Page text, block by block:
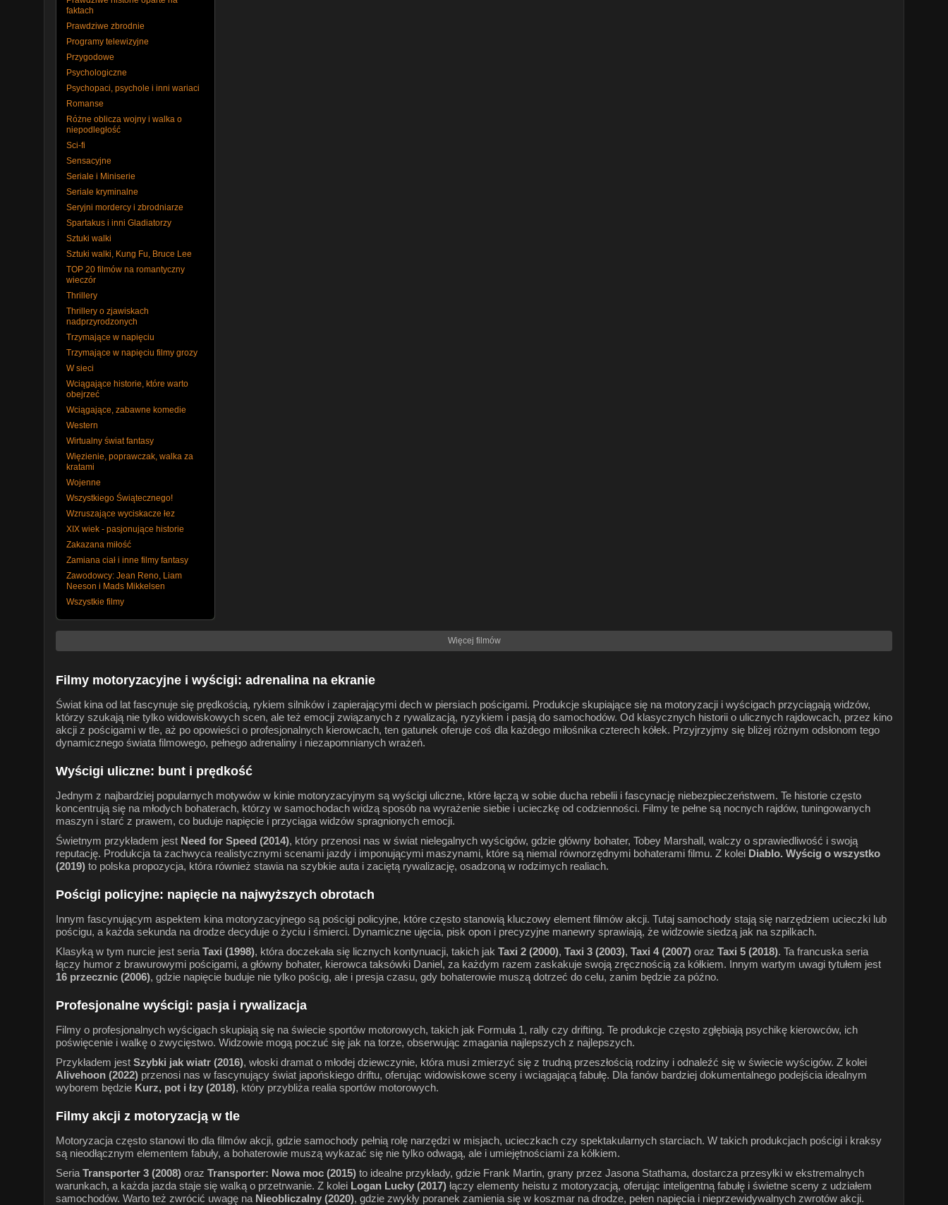
faktach
Prawdziwe zbrodnie
Programy telewizyjne
Przygodowe
Psychologiczne
Psychopaci, psychole i inni wariaci
Romanse
Różne oblicza wojny i walka o
niepodległość
Sci-fi
Sensacyjne
Seriale i Miniserie
Seriale kryminalne
Seryjni mordercy i zbrodniarze
Spartakus i inni Gladiatorzy
Sztuki walki
Sztuki walki, Kung Fu, Bruce Lee
TOP 20 filmów na romantyczny
wieczór
Thrillery
Thrillery o zjawiskach
nadprzyrodzonych
Trzymające w napięciu
Trzymające w napięciu filmy grozy
W sieci
Wciągające historie, które warto
obejrzeć
Wciągające, zabawne komedie
Western
Wirtualny świat fantasy
Więzienie, poprawczak, walka za
kratami
Wojenne
Wszystkiego Świątecznego!
Wzruszające wyciskacze łez
XIX wiek - pasjonujące historie
Zakazana miłość
Zamiana ciał i inne filmy fantasy
Zawodowcy: Jean Reno, Liam
Neeson i Mads Mikkelsen
Wszystkie filmy
Więcej filmów
Filmy motoryzacyjne i wyścigi: adrenalina na ekranie
Świat kina od lat fascynuje się prędkością, rykiem silników i zapierającymi dech w piersiach pościgami. Produkcje skupiające się na motoryzacji i wyścigach przyciągają widzów,
którzy szukają nie tylko widowiskowych scen, ale też emocji związanych z rywalizacją, ryzykiem i pasją do samochodów. Od klasycznych historii o ulicznych rajdowcach, przez kino
akcji z pościgami w tle, aż po opowieści o profesjonalnych kierowcach, ten gatunek oferuje coś dla każdego miłośnika czterech kółek. Przyjrzyjmy się bliżej różnym odsłonom tego
dynamicznego świata filmowego, pełnego adrenaliny i niezapomnianych wrażeń.
Wyścigi uliczne: bunt i prędkość
Jednym z najbardziej popularnych motywów w kinie motoryzacyjnym są wyścigi uliczne, które łączą w sobie ducha rebelii i fascynację niebezpieczeństwem. Te historie często
koncentrują się na młodych bohaterach, którzy w samochodach widzą sposób na wyrażenie siebie i ucieczkę od codzienności. Filmy te pełne są nocnych rajdów, tuningowanych
maszyn i starć z prawem, co buduje napięcie i przyciąga widzów spragnionych emocji.
Świetnym przykładem jest Need for Speed (2014), który przenosi nas w świat nielegalnych wyścigów, gdzie główny bohater, Tobey Marshall, walczy o sprawiedliwość i swoją
reputację. Produkcja ta zachwyca realistycznymi scenami jazdy i imponującymi maszynami, które są niemal równorzędnymi bohaterami filmu. Z kolei Diablo. Wyścig o wszystko
(2019) to polska propozycja, która również stawia na szybkie auta i zaciętą rywalizację, osadzoną w rodzimych realiach.
Pościgi policyjne: napięcie na najwyższych obrotach
Innym fascynującym aspektem kina motoryzacyjnego są pościgi policyjne, które często stanowią kluczowy element filmów akcji. Tutaj samochody stają się narzędziem ucieczki lub
pościgu, a każda sekunda na drodze decyduje o życiu i śmierci. Dynamiczne ujęcia, pisk opon i precyzyjne manewry sprawiają, że widzowie siedzą jak na szpilkach.
Klasyką w tym nurcie jest seria Taxi (1998), która doczekała się licznych kontynuacji, takich jak Taxi 2 (2000), Taxi 3 (2003), Taxi 4 (2007) oraz Taxi 5 (2018). Ta francuska seria
łączy humor z brawurowymi pościgami, a główny bohater, kierowca taksówki Daniel, za każdym razem zaskakuje swoją zręcznością za kółkiem. Innym wartym uwagi tytułem jest
16 przecznic (2006), gdzie napięcie buduje nie tylko pościg, ale i presja czasu, gdy bohaterowie muszą dotrzeć do celu, zanim będzie za późno.
Profesjonalne wyścigi: pasja i rywalizacja
Filmy o profesjonalnych wyścigach skupiają się na świecie sportów motorowych, takich jak Formuła 1, rally czy drifting. Te produkcje często zgłębiają psychikę kierowców, ich
poświęcenie i walkę o zwycięstwo. Widzowie mogą poczuć się jak na torze, obserwując zmagania najlepszych z najlepszych.
Przykładem jest Szybki jak wiatr (2016), włoski dramat o młodej dziewczynie, która musi zmierzyć się z trudną przeszłością rodziny i odnaleźć się w świecie wyścigów. Z kolei
Alivehoon (2022) przenosi nas w fascynujący świat japońskiego driftu, oferując widowiskowe sceny i wciągającą fabułę. Dla fanów bardziej dokumentalnego podejścia idealnym
wyborem będzie Kurz, pot i łzy (2018), który przybliża realia sportów motorowych.
Filmy akcji z motoryzacją w tle
Motoryzacja często stanowi tło dla filmów akcji, gdzie samochody pełnią rolę narzędzi w misjach, ucieczkach czy spektakularnych starciach. W takich produkcjach pościgi i kraksy
są nieodłącznym elementem fabuły, a bohaterowie muszą wykazać się nie tylko odwagą, ale i umiejętnościami za kółkiem.
Seria Transporter 3 (2008) oraz Transporter: Nowa moc (2015) to idealne przykłady, gdzie Frank Martin, grany przez Jasona Stathama, dostarcza przesyłki w ekstremalnych
warunkach, a każda jazda staje się walką o przetrwanie. Z kolei Logan Lucky (2017) łączy elementy heistu z motoryzacją, oferując inteligentną fabułę i świetne sceny z udziałem
samochodów. Warto też zwrócić uwagę na Nieobliczalny (2020), gdzie zwykły poranek zamienia się w koszmar na drodze, pełen napięcia i nieprzewidywalnych zwrotów akcji.